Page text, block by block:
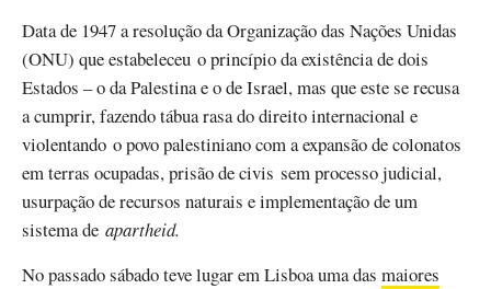
Data de 1947 a resolução da Organização das Nações Unidas
(ONU) que estabeleceu o princípio da existência de dois
Estados – o da Palestina e o de Israel, mas que este se recusa
a cumprir, fazendo tábua rasa do direito internacional e
violentando o povo palestiniano com a expansão de colonatos
em terras ocupadas, prisão de civis sem processo judicial,
usurpação de recursos naturais e implementação de um
sistema de apartheid.
No passado sábado teve lugar em Lisboa uma das maiores